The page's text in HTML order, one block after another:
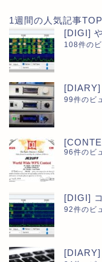
1週間の人気記事
[DIGI]
108件の
99件のビ
96件のビ
[DIGI]
92件のビ